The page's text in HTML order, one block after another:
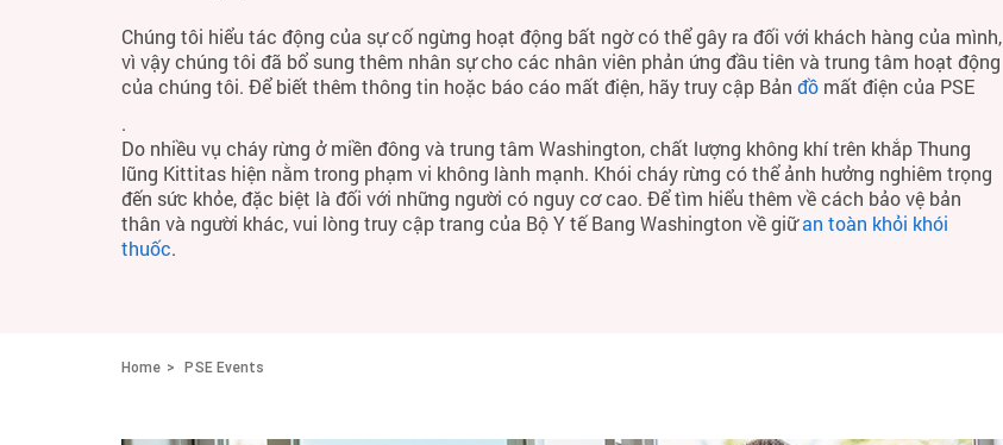
Chúng tôi hiểu tác động của sự cố ngừng hoạt động bất ngờ có thể gây ra đối với khách hàng của mình,
vì vậy chúng tôi đã bổ sung thêm nhân sự cho các nhân viên phản ứng đầu tiên và trung tâm hoạt động
của chúng tôi. Để biết thêm thông tin hoặc báo cáo mất điện, hãy truy cập Bản đồ mất điện của PSE
.
Do nhiều vụ cháy rừng ở miền đông và trung tâm Washington, chất lượng không khí trên khắp Thung
lũng Kittitas hiện nằm trong phạm vi không lành mạnh. Khói cháy rừng có thể ảnh hưởng nghiêm trọng
đến sức khỏe, đặc biệt là đối với những người có nguy cơ cao. Để tìm hiểu thêm về cách bảo vệ bản
thân và người khác, vui lòng truy cập trang của Bộ Y tế Bang Washington về giữan toàn khỏi khói
thuốc.
Home PSE Events